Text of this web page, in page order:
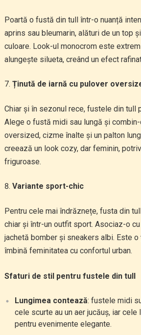
Poartă o fustă din tull într-o nuanță
aprins sau bleumarin, alături de un top
culoare. Look-ul monocrom este
alungește silueta, creând un efect
Ținută de iarnă cu pulover
Chiar și în sezonul rece, fustele din tull
Alege o fustă midi sau lungă și
oversized, cizme înalte și un palton
creează un look cozy, dar feminin,
friguroase.
Variante sport-chic
Pentru cele mai îndrăznețe, fusta din
chiar și într-un outfit sport. Asociaz-o
jachetă bomber și sneakers albi. Este o
îmbină feminitatea cu confortul urban.
Sfaturi de stil pentru fustele din tull
Lungimea contează: fustele midi
cele scurte au un aer jucăuș, iar cele
pentru evenimente elegante.